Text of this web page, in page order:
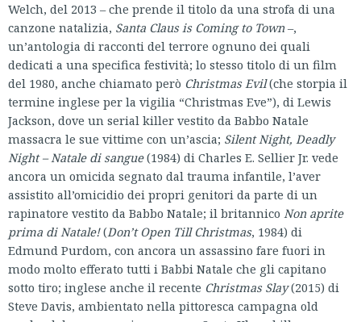
Welch, del 2013 – che prende il titolo da una strofa di una
canzone natalizia, Santa Claus is Coming to Town–,
un’antologia di racconti del terrore ognuno dei quali
dedicati a una specifica festività; lo stesso titolo di un film
del 1980, anche chiamato però Christmas Evil(che storpia il
termine inglese per la vigilia “Christmas Eve”), di Lewis
Jackson, dove un serial killer vestito da Babbo Natale
massacra le sue vittime con un’ascia; Silent Night, Deadly
Night – Natale di sangue(1984) di Charles E. Sellier Jr. vede
ancora un omicida segnato dal trauma infantile, l’aver
assistito all’omicidio dei propri genitori da parte di un
rapinatore vestito da Babbo Natale; il britannico Non aprite
prima di Natale!(Don’t Open Till Christmas, 1984) di
Edmund Purdom, con ancora un assassino fare fuori in
modo molto efferato tutti i Babbi Natale che gli capitano
sotto tiro; inglese anche il recente Christmas Slay(2015) di
Steve Davis, ambientato nella pittoresca campagna old